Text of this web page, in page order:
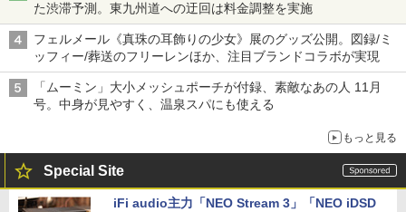
た渋滞予測。東九州道への迂回は料金調整を実施
フェルメール《真珠の耳飾りの少女》展のグッズ公開。図録/ミ
ッフィー/葬送のフリーレンほか、注目ブランドコラボが実現
「ムーミン」大小メッシュポーチが付録、素敵なあの人 11月
号。中身が見やすく、温泉スパにも使える
もっと見る
Special Site
iFi audio主力「NEO Stream 3」「NEO iDSD